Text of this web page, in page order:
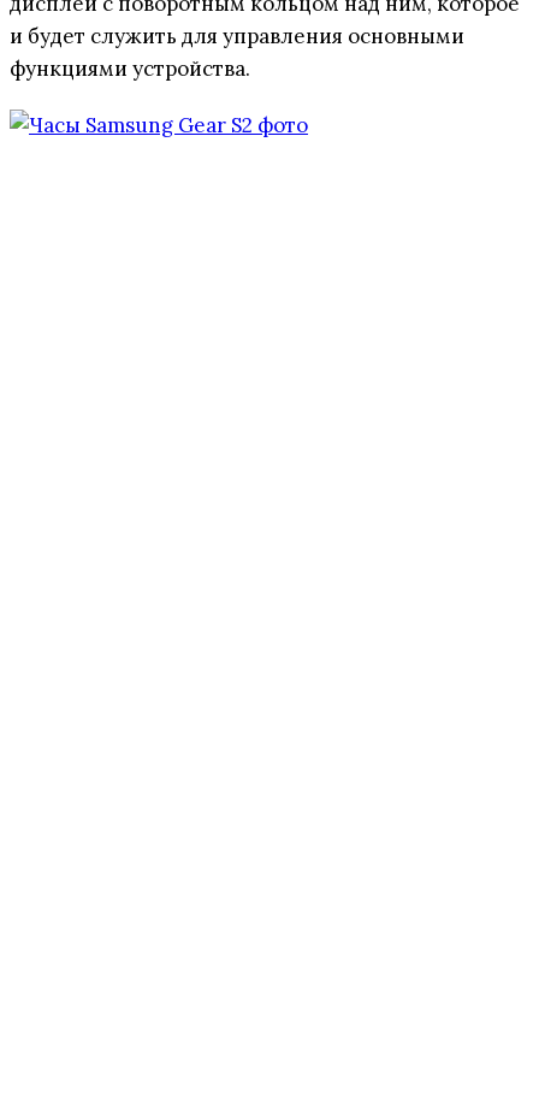
и будет служить для управления основными
функциями устройства.